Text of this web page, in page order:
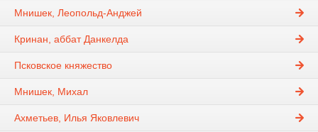
Мнишек, Леопольд-Анджей
Кринан, аббат Данкелда
Псковское княжество
Мнишек, Михал
Ахметьев, Илья Яковлевич